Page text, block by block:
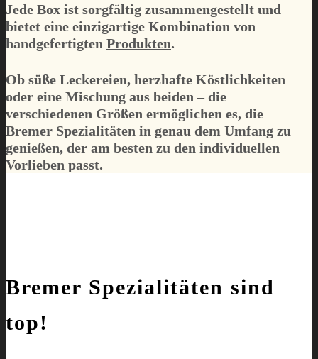
Jede Box ist sorgfältig zusammengestellt und
bietet eine einzigartige Kombination von
handgefertigten Produkten.
Ob süße Leckereien, herzhafte Köstlichkeiten
oder eine Mischung aus beiden – die
verschiedenen Größen ermöglichen es, die
Bremer Spezialitäten in genau dem Umfang zu
genießen, der am besten zu den individuellen
Vorlieben passt.
Bremer Spezialitäten sind
top!